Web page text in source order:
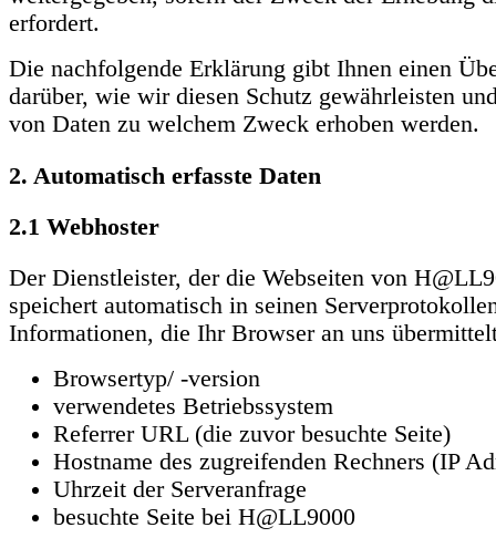
erfordert.
Die nachfolgende Erklärung gibt Ihnen einen
darüber, wie wir diesen Schutz gewährleisten
von Daten zu welchem Zweck erhoben werden.
2. Automatisch erfasste Daten
2.1 Webhoster
Der Dienstleister, der die Webseiten von
speichert automatisch in seinen
Informationen, die Ihr Browser an uns
Browsertyp/ -version
verwendetes Betriebssystem
Referrer URL (die zuvor besuchte Seite)
Hostname des zugreifenden Rechners (IP
Uhrzeit der Serveranfrage
besuchte Seite bei H@LL9000